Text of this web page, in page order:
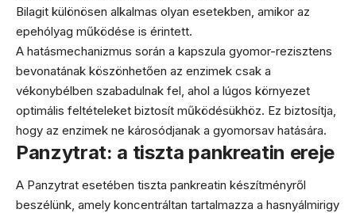
Bilagit különösen alkalmas olyan esetekben, amikor az
epehólyag működése is érintett.
A hatásmechanizmus során a kapszula gyomor-rezisztens
bevonatának köszönhetően az enzimek csak a
vékonybélben szabadulnak fel, ahol a lúgos környezet
optimális feltételeket biztosít működésükhöz. Ez biztosítja,
hogy az enzimek ne károsódjanak a gyomorsav hatására.
Panzytrat: a tiszta pankreatin ereje
A Panzytrat esetében tiszta pankreatin készítményről
beszélünk, amely koncentráltan tartalmazza a hasnyálmirigy